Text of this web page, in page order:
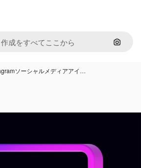
画像で
ソーシャルメディアアイ…